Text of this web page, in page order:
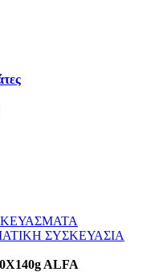
ΣΥΣΚΕΥΑΣΙΑ
ALFA